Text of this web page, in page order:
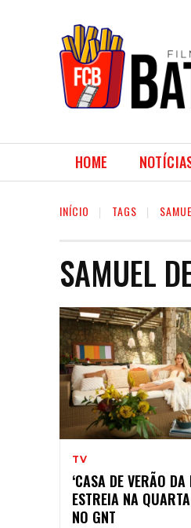
HOME
INÍCIO TAGS
SAMUEL
TV
‘CASA DE VERÃO DA
ESTREIA NA
NO GNT